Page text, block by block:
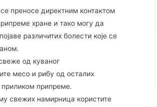
преносе директним контактом
хране и тако могу да
различитих болести које се
од куваног
месо и рибу од осталих
припреме.
свежих намирница користите